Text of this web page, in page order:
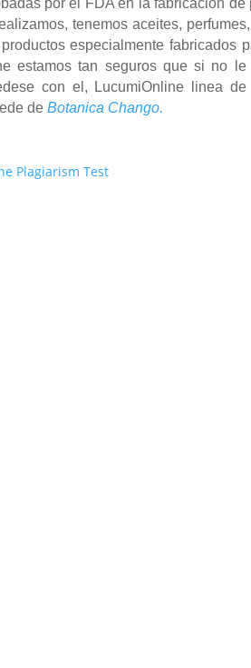
por el FDA en la fabricacion
tenemos aceites,
especialmente fabricados
estamos tan seguros que si no
con el, LucumiOnline linea de
deBotanica Chango.